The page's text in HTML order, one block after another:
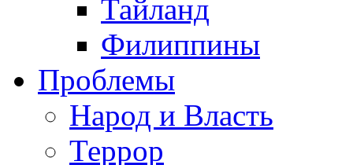
Тайланд
Филиппины
Проблемы
Народ и Власть
Террор